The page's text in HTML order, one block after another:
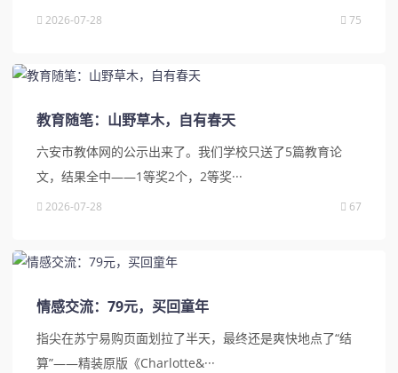
2026-07-28 75
教育随笔：山野草木，自有春天
六安市教体网的公示出来了。我们学校只送了5篇教育论
文，结果全中——1等奖2个，2等奖···
2026-07-28 67
情感交流：79元，买回童年
指尖在苏宁易购页面划拉了半天，最终还是爽快地点了“结
算”——精装原版《Charlotte&···